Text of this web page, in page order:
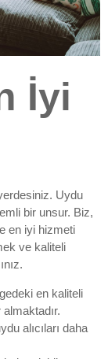
İyi
Uydu
bir unsur. Biz,
en iyi hizmeti
ve kaliteli
en kaliteli
alıcıları daha